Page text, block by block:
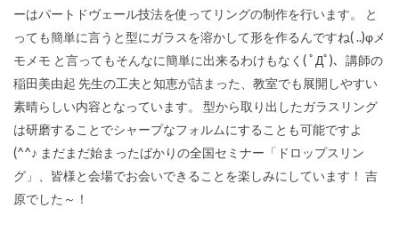
ーはパートドヴェール技法を使ってリングの制作を行います。 と
っても簡単に言うと型にガラスを溶かして形を作るんですね( ..)φメ
モメモ と言ってもそんなに簡単に出来るわけもなく( ﾟДﾟ)、講師の
稲田美由起 先生の工夫と知恵が詰まった、教室でも展開しやすい
素晴らしい内容となっています。 型から取り出したガラスリング
は研磨することでシャープなフォルムにすることも可能ですよ
(^^♪ まだまだ始まったばかりの全国セミナー「ドロップスリン
グ」、皆様と会場でお会いできることを楽しみにしています！ 吉
原でした～！